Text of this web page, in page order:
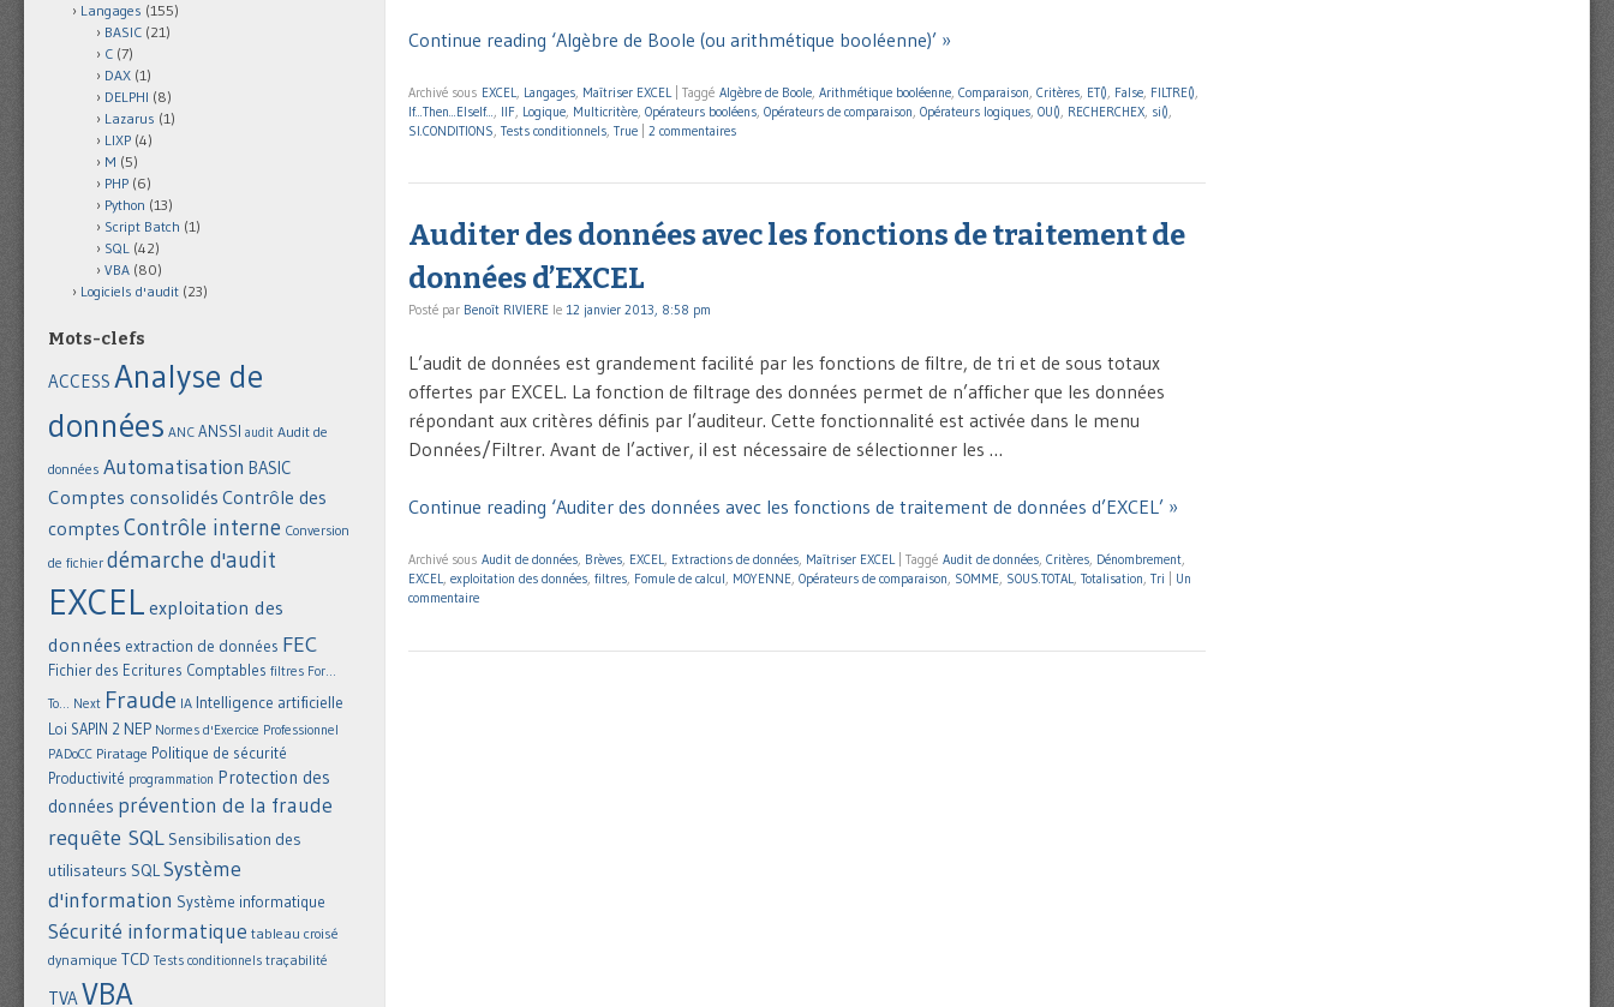
Continue reading ‘Algèbre de Boole (ou arithmétique booléenne)’ »
Archivé sous EXCEL Langages Maîtriser EXCEL Taggé Algèbre de Boole Arithmétique booléenne Comparaison Critères ET() False FILTRE()
If...Then...ElseIf...
IIF Logique Multicritère Opérateurs booléens Opérateurs de comparaison Opérateurs logiques OU() RECHERCHEX si()
SI.CONDITIONS Tests conditionnels True 2 commentaires
Auditer des données avec les fonctions de traitement de
données d’EXCEL
Posté par Benoît RIVIERE le 12 janvier 2013, 8:58 pm
L’audit de données est grandement facilité par les fonctions de filtre, de tri et de sous totaux
offertes par EXCEL. La fonction de filtrage des données permet de n’afficher que les données
répondant aux critères définis par l’auditeur. Cette fonctionnalité est activée dans le menu
Données/Filtrer. Avant de l’activer, il est nécessaire de sélectionner les …
Continue reading ‘Auditer des données avec les fonctions de traitement de données d’EXCEL’ »
Archivé sous Audit de données, Brèves, EXCEL, Extractions de données, Maîtriser EXCEL Taggé Audit de données, Critères, Dénombrement,
EXCEL, exploitation des données, filtres, Fomule de calcul, MOYENNE, Opérateurs de comparaison, SOMME, SOUS.TOTAL, Totalisation, Tri
Un
commentaire
Langages (155)
BASIC (21)
C (7)
DAX (1)
DELPHI (8)
Lazarus (1)
LIXP (4)
M (5)
PHP (6)
Python (13)
Script Batch (1)
SQL (42)
VBA (80)
Logiciels d'audit (23)
Mots-clefs
ACCESS Analyse de
données ANC ANSSI audit Audit de
données Automatisation BASIC
Comptes consolidés Contrôle des
comptes Contrôle interne Conversion
de fichier démarche d'audit
EXCEL exploitation des
données extraction de données FEC
Fichier des Ecritures Comptables filtres For...
To... Next Fraude IA Intelligence artificielle
Loi SAPIN 2 NEP Normes d'Exercice Professionnel
PADoCC Piratage Politique de sécurité
Productivité programmation Protection des
données prévention de la fraude
requête SQL Sensibilisation des
utilisateurs SQLSystème
d'information Système informatique
Sécurité informatique tableau croisé
dynamique TCD Tests conditionnels traçabilité
TVAVBA